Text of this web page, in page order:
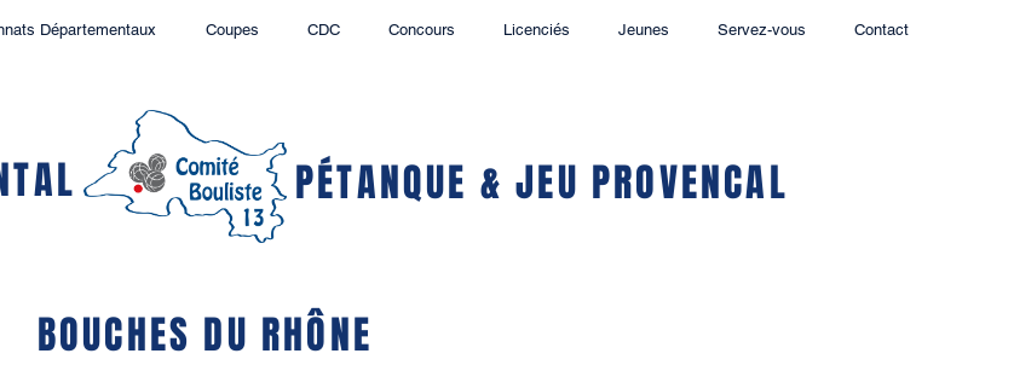
Départementaux Coupes CDC Concours Licenciés Jeunes Servez-vous Contact
PÉTANQUE & JEU PROVENCAL
BOUCHES DU RHÔNE